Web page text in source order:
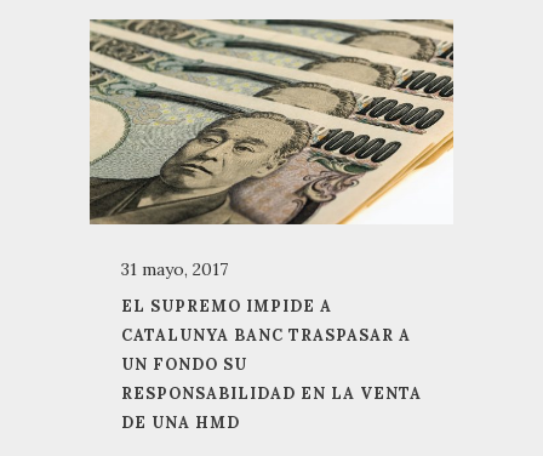
31 mayo, 2017
EL SUPREMO IMPIDE A
CATALUNYA BANC TRASPASAR A
UN FONDO SU
RESPONSABILIDAD EN LA VENTA
DE UNA HMD